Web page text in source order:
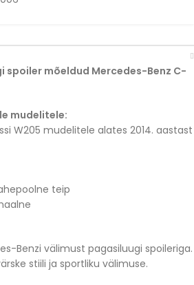
spoiler mõeldud Mercedes-Benz C-
mudelitele:
W205 mudelitele alates 2014. aastast
teip
Benzi välimust pagasiluugi spoileriga.
stiili ja sportliku välimuse.